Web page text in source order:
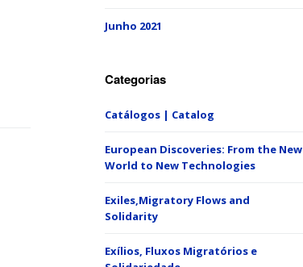
Junho 2021
Categorias
Catálogos | Catalog
European Discoveries: From the New
World to New Technologies
Exiles,Migratory Flows and
Solidarity
Exílios, Fluxos Migratórios e